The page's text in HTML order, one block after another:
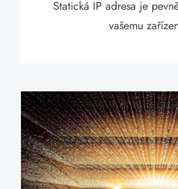
Statická IP adresa je
vašemu